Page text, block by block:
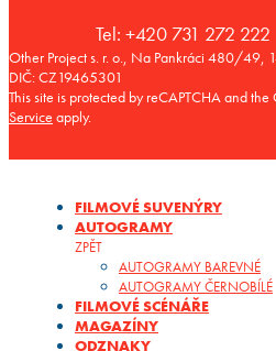
Tel: +420 731 272 222
Other Project s. r. o., Na Pankráci 480/49,
DIČ: CZ19465301
This site is protected by reCAPTCHA and the
Service apply.
FILMOVÉ SUVENÝRY
AUTOGRAMY
ZPĚT
AUTOGRAMY BAREVNÉ
AUTOGRAMY ČERNOBÍLÉ
FILMOVÉ SCÉNÁŘE
MAGAZÍNY
ODZNAKY